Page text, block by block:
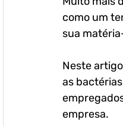
como um
sua
Neste
as
empresa.